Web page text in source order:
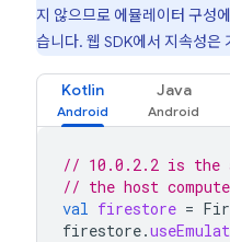
지 않으므로 에뮬레이터 구성
습니다. 웹 SDK에서 지속성은
Kotlin Java
// 10.0.2.2 is the
// the host
val firestore =
firestore.